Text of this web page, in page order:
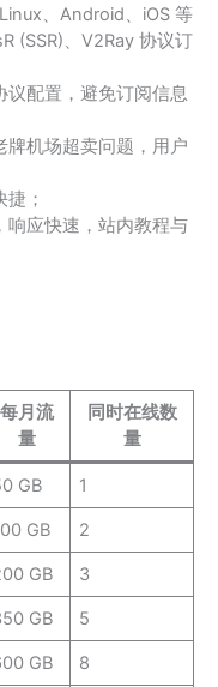
、Android、iOS 等
(SSR)、V2Ray 协议订
议配置，避免订阅信息
牌机场超卖问题，用户
；
响应快速，站内教程与
每月流
量
同时在线数
量
GB 1
GB 2
GB 3
GB 5
GB 8